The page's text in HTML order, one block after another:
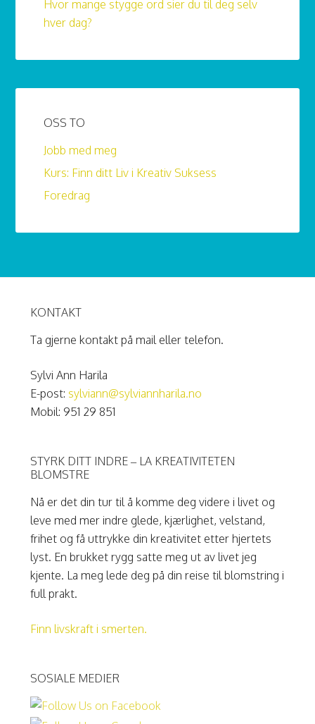
Hvor mange stygge ord sier du til deg selv
hver dag?
OSS TO
Jobb med meg
Kurs: Finn ditt Liv i Kreativ Suksess
Foredrag
KONTAKT
Ta gjerne kontakt på mail eller telefon.
Sylvi Ann Harila
E-post: sylviann@sylviannharila.no
Mobil: 951 29 851
STYRK DITT INDRE – LA KREATIVITETEN
BLOMSTRE
Nå er det din tur til å komme deg videre i livet og
leve med mer indre glede, kjærlighet, velstand,
frihet og få uttrykke din kreativitet etter hjertets
lyst. En brukket rygg satte meg ut av livet jeg
kjente. La meg lede deg på din reise til blomstring i
full prakt.
Finn livskraft i smerten.
SOSIALE MEDIER